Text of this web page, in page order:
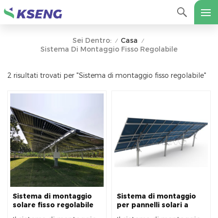
Sei Dentro: / Casa /
Sistema Di Montaggio Fisso Regolabile
2 risultati trovati per "Sistema di montaggio fisso regolabile"
Sistema di montaggio
solare fisso regolabile
Sistema di montaggio
per pannelli solari a